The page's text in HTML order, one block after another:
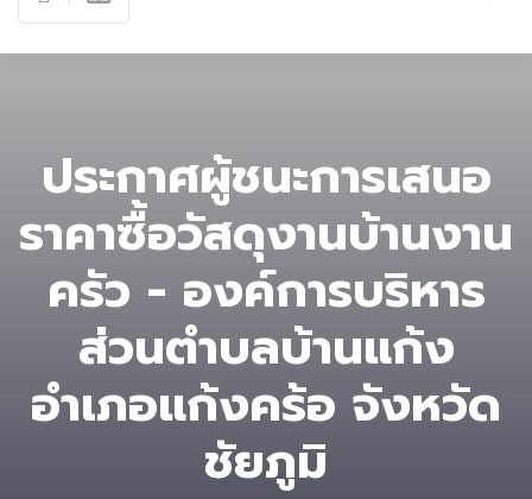
ประกาศผู้ชนะการเสนอ
ราคาซื้อวัสดุงานบ้านงาน
ครัว - องค์การบริหาร
ส่วนตําบลบ้านแก้ง
อำเภอแก้งคร้อ จังหวัด
ชัยภูมิ